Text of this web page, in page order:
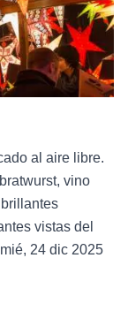
al aire libre.
vino
vistas del
24 dic 2025